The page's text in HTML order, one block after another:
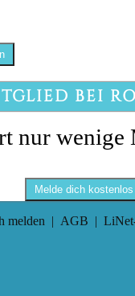
BEI
nur
Melde dich
melden | AGB |